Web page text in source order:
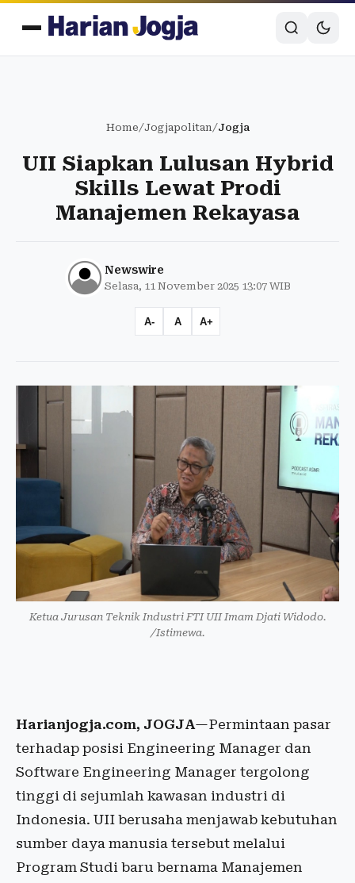
Home/Jogjapolitan/Jogja
UII Siapkan Lulusan Hybrid
Skills Lewat Prodi
Manajemen Rekayasa
Newswire
Selasa, 11 November 2025 13:07 WIB
A- A A+
Ketua Jurusan Teknik Industri FTI UII Imam Djati Widodo.
/Istimewa.
Harianjogja.com, JOGJA—Permintaan pasar
terhadap posisi Engineering Manager dan
Software Engineering Manager tergolong
tinggi di sejumlah kawasan industri di
Indonesia. UII berusaha menjawab kebutuhan
sumber daya manusia tersebut melalui
Program Studi baru bernama Manajemen